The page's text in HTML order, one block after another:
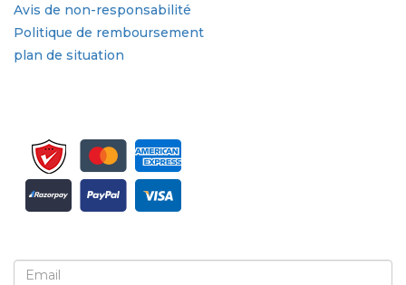
Avis de non-responsabilité
Politique de remboursement
plan de situation